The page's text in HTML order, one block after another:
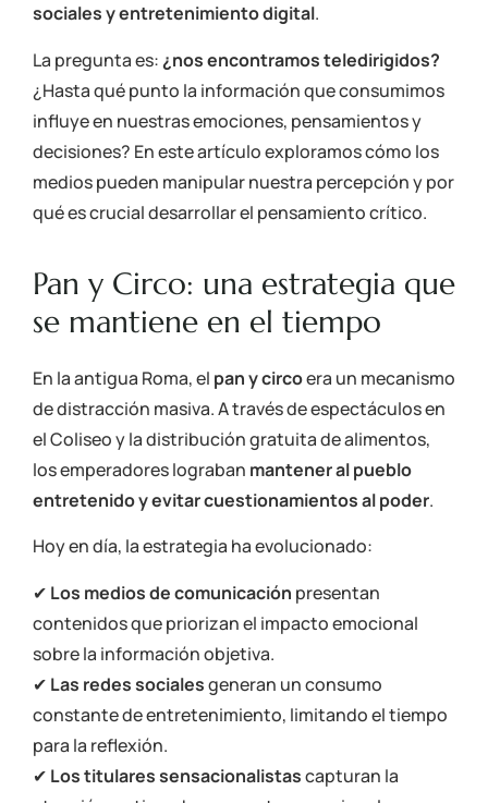
sociales y entretenimiento digital.
La pregunta es:¿nos encontramos teledirigidos?
¿Hasta qué punto la información que consumimos
influye en nuestras emociones, pensamientos y
decisiones? En este artículo exploramos cómo los
medios pueden manipular nuestra percepción y por
qué es crucial desarrollar el pensamiento crítico.
Pan y Circo: una estrategia que
se mantiene en el tiempo
En la antigua Roma, el pan y circoera un mecanismo
de distracción masiva. A través de espectáculos en
el Coliseo y la distribución gratuita de alimentos,
los emperadores lograban mantener al pueblo
entretenido y evitar cuestionamientos al poder.
Hoy en día, la estrategia ha evolucionado:
✔ Los medios de comunicación presentan
contenidos que priorizan el impacto emocional
sobre la información objetiva.
✔ Las redes socialesgeneran un consumo
constante de entretenimiento, limitando el tiempo
para la reflexión.
✔ Los titulares sensacionalistascapturan la